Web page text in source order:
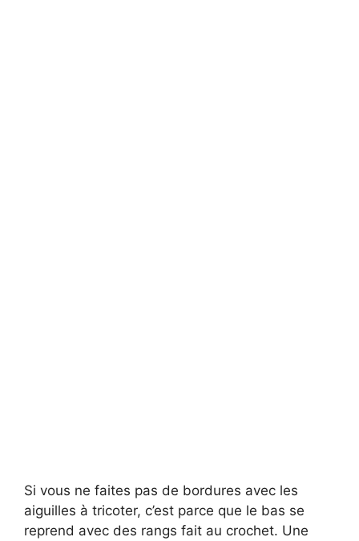
Si vous ne faites pas de bordures avec les
aiguilles à tricoter, c’est parce que le bas se
reprend avec des rangs fait au crochet. Une